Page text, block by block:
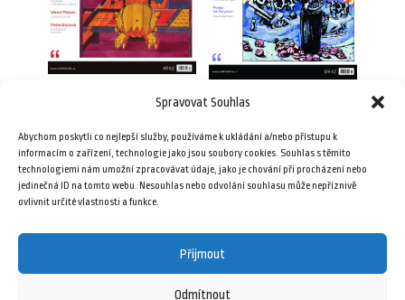
Spravovat Souhlas
Abychom poskytli co nejlepší služby, používáme k ukládání a/nebo přístupu k
informacím o zařízení, technologie jako jsou soubory cookies. Souhlas s těmito
technologiemi nám umožní zpracovávat údaje, jako je chování při procházení nebo
jedinečná ID na tomto webu. Nesouhlas nebo odvolání souhlasu může nepříznivě
ovlivnit určité vlastnosti a funkce.
Přijmout
Odmítnout
49,00Kč
Přidat do košíku
69,00Kč
Přidat do košíku